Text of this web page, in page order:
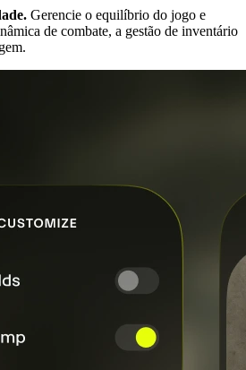
Gerencie o equilíbrio do jogo e
de combate, a gestão de inventário